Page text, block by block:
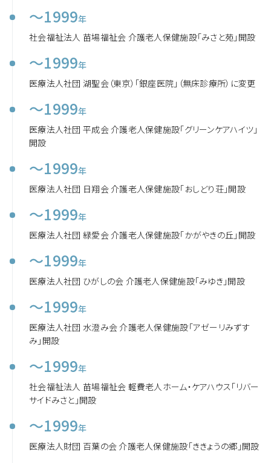
～1999年
社会福祉法人 苗場福祉会 介護老人保健施設「みさと苑」開設
～1999年
医療法人社団 湖聖会（東京）「銀座医院」（無床診療所）に変更
～1999年
医療法人社団 平成会 介護老人保健施設「グリーンケアハイツ」
開設
～1999年
医療法人社団 日翔会 介護老人保健施設「おしどり荘」開設
～1999年
医療法人社団 緑愛会 介護老人保健施設「かがやきの丘」開設
～1999年
医療法人社団 ひがしの会 介護老人保健施設「みゆき」開設
～1999年
医療法人社団 水澄み会 介護老人保健施設「アゼーリみずす
み」開設
～1999年
社会福祉法人 苗場福祉会 軽費老人ホーム・ケアハウス「リバー
サイドみさと」開設
～1999年
医療法人財団 百葉の会 介護老人保健施設「ききょうの郷」開設